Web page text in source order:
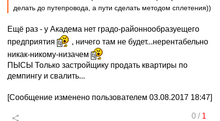
делать до путепровода, а пути сделать методом сплетения))
Ещё раз - у Академа нет градо-районнообразуещего
предприятия
, ничего там не будет...нерентабельно
никак-никому-низачем
ПЫСЫ Только застройщику продать квартиры по
демпингу и свалить...
[Сообщение изменено пользователем 03.08.2017 18:47]
0/ 1